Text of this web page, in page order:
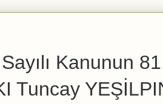
Kanunun
Tuncay